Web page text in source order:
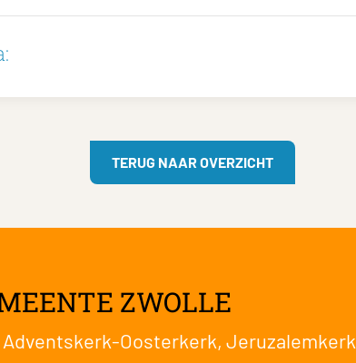
TERUG NAAR OVERZICHT
ZWOLLE
Adventskerk-Oosterkerk, Jeruzalemkerk